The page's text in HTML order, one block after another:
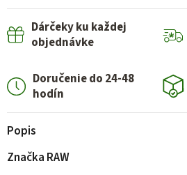
Dárčeky ku každej
objednávke
Doručenie do 24-48
hodín
Popis
Značka RAW